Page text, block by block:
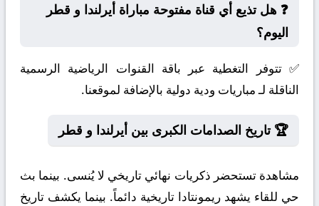
❓ هل تذيع أي قناة مفتوحة مباراة أيرلندا و قطر
اليوم؟
✅ تتوفر التغطية عبر باقة القنوات الرياضية الرسمية
الناقلة لـ مباريات ودية دولية بالإضافة لموقعنا.
🏆 تاريخ الصدامات الكبرى بين أيرلندا و قطر
مشاهدة تستحضر ذكريات نهائي تاريخي لا يُنسى. بينما بث
حي للقاء يشهد ريمونتادا تاريخية دائماً. بينما يكشف تاريخ